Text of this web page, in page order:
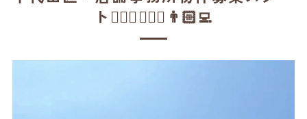
ト🙆🏻‍♂️💁🏻‍♂️👨🏻‍💻